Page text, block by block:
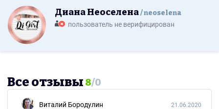
Диана Неоселена neoselena
пользователь не верифицирован
Все отзывы 8/0
Виталий Бородулин 21.06.2020